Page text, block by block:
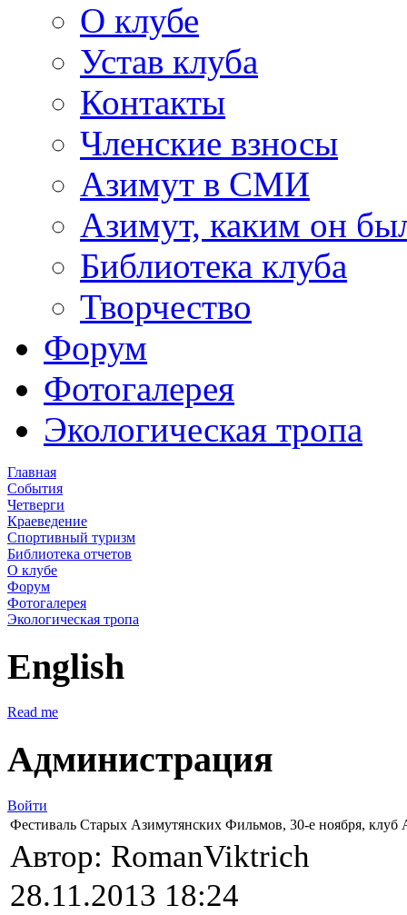
О клубе
Устав клуба
Контакты
Членские взносы
Азимут в СМИ
Азимут, каким он
Библиотека клуба
Творчество
Форум
Фотогалерея
Экологическая тропа
Главная
События
Четверги
Краеведение
Спортивный туризм
Библиотека отчетов
О клубе
Форум
Фотогалерея
Экологическая тропа
English
Read me
Администрация
Войти
Фестиваль Старых Азимутянских Фильмов, 30-е ноября, клуб
Автор: RomanViktrich
28.11.2013 18:24